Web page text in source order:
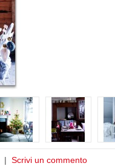
| Scrivi un commento